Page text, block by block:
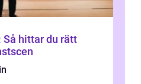
Så hittar du rätt